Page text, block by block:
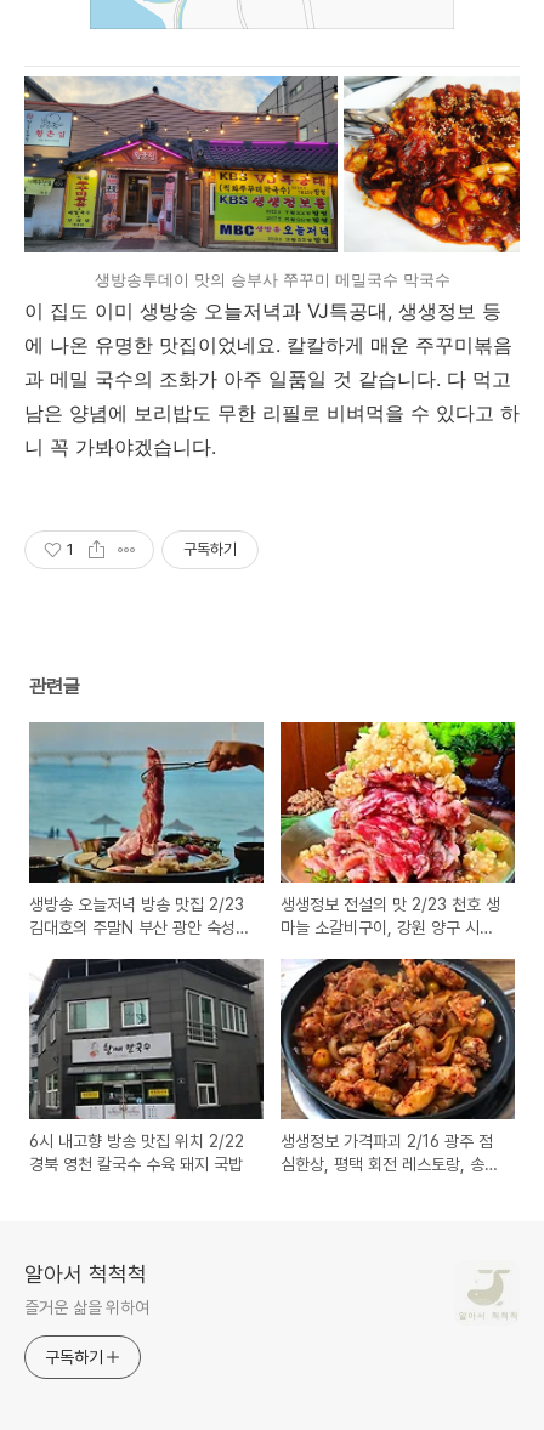
생방송투데이 맛의 승부사 쭈꾸미 메밀국수 막국수
이 집도 이미 생방송 오늘저녁과 VJ특공대, 생생정보 등
에 나온 유명한 맛집이었네요. 칼칼하게 매운 주꾸미볶음
과 메밀 국수의 조화가 아주 일품일 것 같습니다. 다 먹고
남은 양념에 보리밥도 무한 리필로 비벼먹을 수 있다고 하
니 꼭 가봐야겠습니다.
1 구독하기
관련글
생방송 오늘저녁 방송 맛집 2/23
김대호의 주말N 부산 광안 숙성
생생정보 전설의 맛 2/23 천호 생
마늘 소갈비구이, 강원 양구 시래
6시 내고향 방송 맛집 위치 2/22
경북 영천 칼국수 수육 돼지 국밥
생생정보 가격파괴 2/16 광주 점
심한상, 평택 회전 레스토랑, 송탄
알아서 척척척
즐거운 삶을 위하여
구독하기